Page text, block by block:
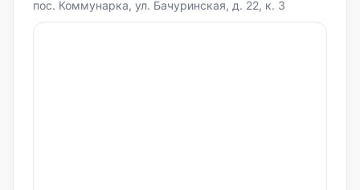
пос. Коммунарка, ул. Бачуринская, д. 22, к. 3